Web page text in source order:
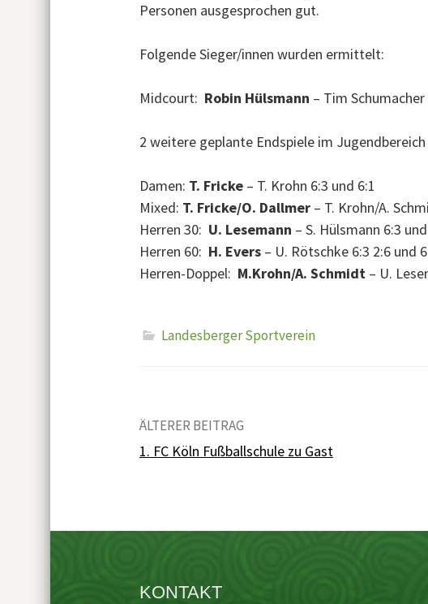
Personen ausgesprochen gut.
Folgende Sieger/innen wurden ermittelt:
Midcourt: Robin Hülsmann – Tim
2 weitere geplante Endspiele im
Damen: T. Fricke – T. Krohn 6:3 und 6:1
Mixed: T. Fricke/O. Dallmer – T. Krohn/A.
Herren 30: U. Lesemann – S. Hülsmann 6:3
Herren 60: H. Evers – U. Rötschke 6:3 2:6 und
Herren-Doppel: M.Krohn/A. Schmidt – U.
Landesberger Sportverein
Beitrags-
ÄLTERER BEITRAG
1. FC Köln Fußballschule zu Gast
KONTAKT